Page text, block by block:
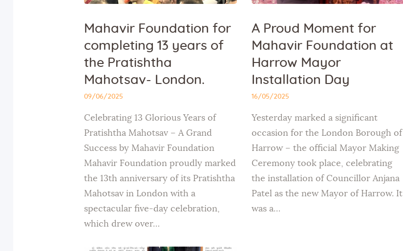
Mahavir Foundation for
completing 13 years of
the Pratishtha
Mahotsav- London.
09/06/2025
Celebrating 13 Glorious Years of
Pratishtha Mahotsav – A Grand
Success by Mahavir Foundation
Mahavir Foundation proudly marked
the 13th anniversary of its Pratishtha
Mahotsav in London with a
spectacular five-day celebration,
which drew over…
A Proud Moment for
Mahavir Foundation at
Harrow Mayor
Installation Day
16/05/2025
Yesterday marked a significant
occasion for the London Borough of
Harrow – the official Mayor Making
Ceremony took place, celebrating
the installation of Councillor Anjana
Patel as the new Mayor of Harrow. It
was a…